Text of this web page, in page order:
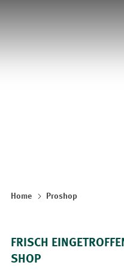
Home Proshop
FRISCH
SHOP